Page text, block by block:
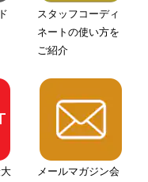
スタッフコーディ
ネートの使い方を
ご紹介
メールマガジン会